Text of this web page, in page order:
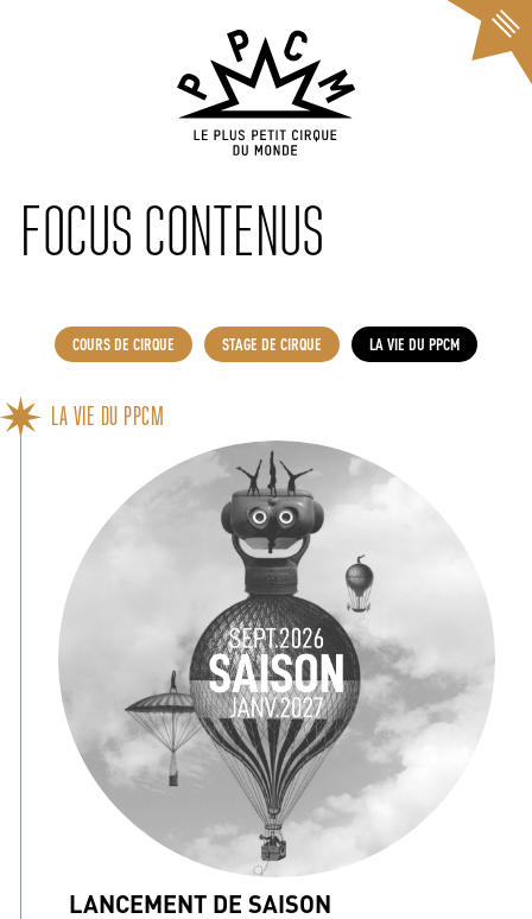
FOCUS CONTENUS
COURS DE CIRQUE STAGE DE CIRQUE LA VIE DU PPCM
LA VIE DU PPCM
LANCEMENT DE SAISON